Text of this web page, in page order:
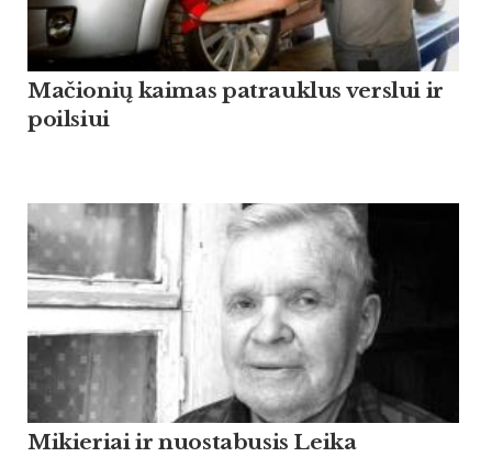
Mačionių kaimas patrauklus verslui ir
poilsiui
Mikieriai ir nuostabusis Leika